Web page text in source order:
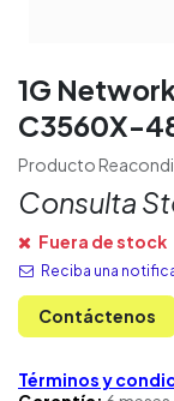
1G
C3560X-
Producto
Consulta
Fuera de stock
Reciba una
Contáctenos
Términos y